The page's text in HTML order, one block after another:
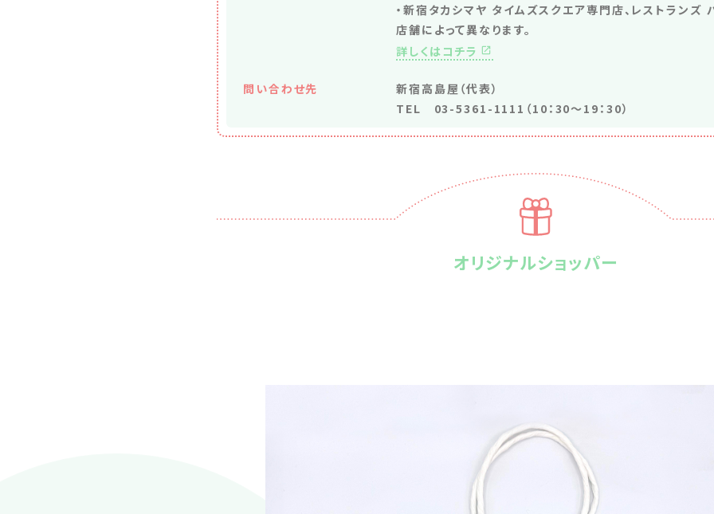
・新宿タカシマヤ タイムズスクエア専門店、レストランズ
店舗によって異なります。
詳しくはコチラ
問い合わせ先
新宿高島屋（代表）
TEL 03-5361-1111（10：30～19：30）
オリジナルショッパー